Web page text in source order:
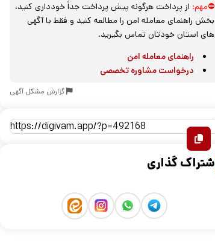
⛔مهم: از پرداخت هرگونه پیش پرداخت جداً خودداری کنید،
بخش راهنمای معامله امن را مطالعه کنید و فقط با آگهی
های استان خودتان تماس بگیرید.
راهنمای معامله امن
درخواست مشاوره تخصصی
گزارش مشکل آگهی
اشتراک گذاری